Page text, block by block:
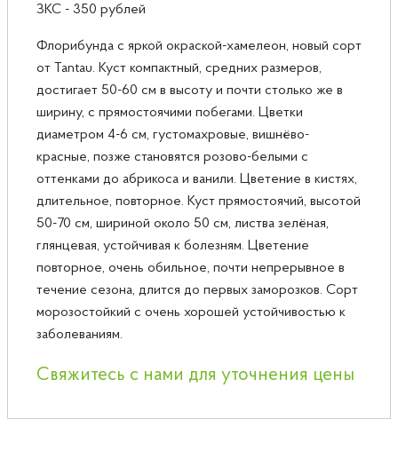
ЗКС - 350 рублей
Флорибунда с яркой окраской-хамелеон, новый сорт
от Tantau. Куст компактный, средних размеров,
достигает 50-60 см в высоту и почти столько же в
ширину, с прямостоячими побегами. Цветки
диаметром 4-6 см, густомахровые, вишнёво-
красные, позже становятся розово-белыми с
оттенками до абрикоса и ванили. Цветение в кистях,
длительное, повторное. Куст прямостоячий, высотой
50-70 см, шириной около 50 см, листва зелёная,
глянцевая, устойчивая к болезням. Цветение
повторное, очень обильное, почти непрерывное в
течение сезона, длится до первых заморозков. Сорт
морозостойкий с очень хорошей устойчивостью к
заболеваниям.
Свяжитесь с нами для уточнения цены